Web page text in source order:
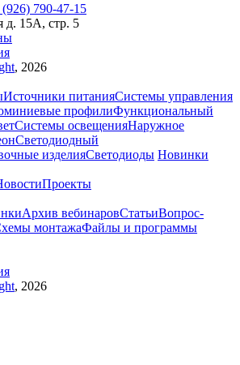
790-47-15
д. 15А, стр. 5
, 2026
Источники питанияСистемы управления
профилиФункциональный
Системы освещенияНаружное
Светодиодный
изделияСветодиоды Новинки
Проекты
Архив вебинаровСтатьиВопрос-
монтажаФайлы и программы
, 2026